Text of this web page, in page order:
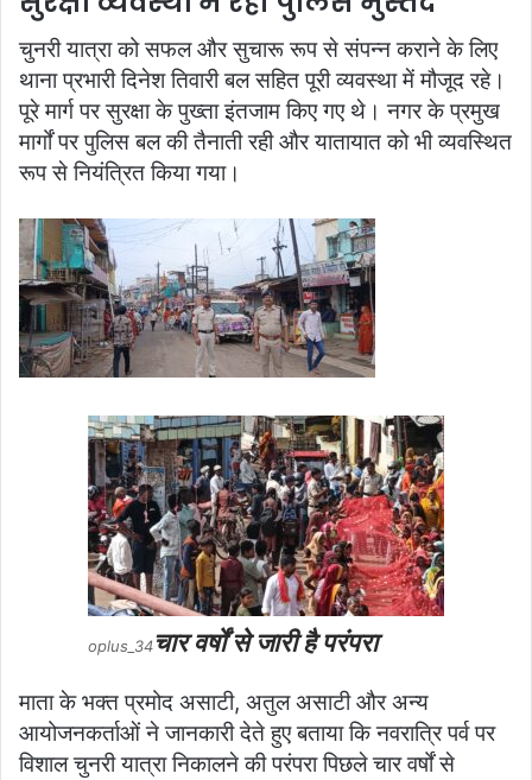
चुनरी यात्रा को सफल और सुचारू रूप से संपन्न कराने के लिए
थाना प्रभारी दिनेश तिवारी बल सहित पूरी व्यवस्था में मौजूद रहे।
पूरे मार्ग पर सुरक्षा के पुख्ता इंतजाम किए गए थे। नगर के प्रमुख
मार्गों पर पुलिस बल की तैनाती रही और यातायात को भी व्यवस्थित
रूप से नियंत्रित किया गया।
oplus_34चार वर्षों से जारी है परंपरा
माता के भक्त प्रमोद असाटी, अतुल असाटी और अन्य
आयोजनकर्ताओं ने जानकारी देते हुए बताया कि नवरात्रि पर्व पर
विशाल चुनरी यात्रा निकालने की परंपरा पिछले चार वर्षों से